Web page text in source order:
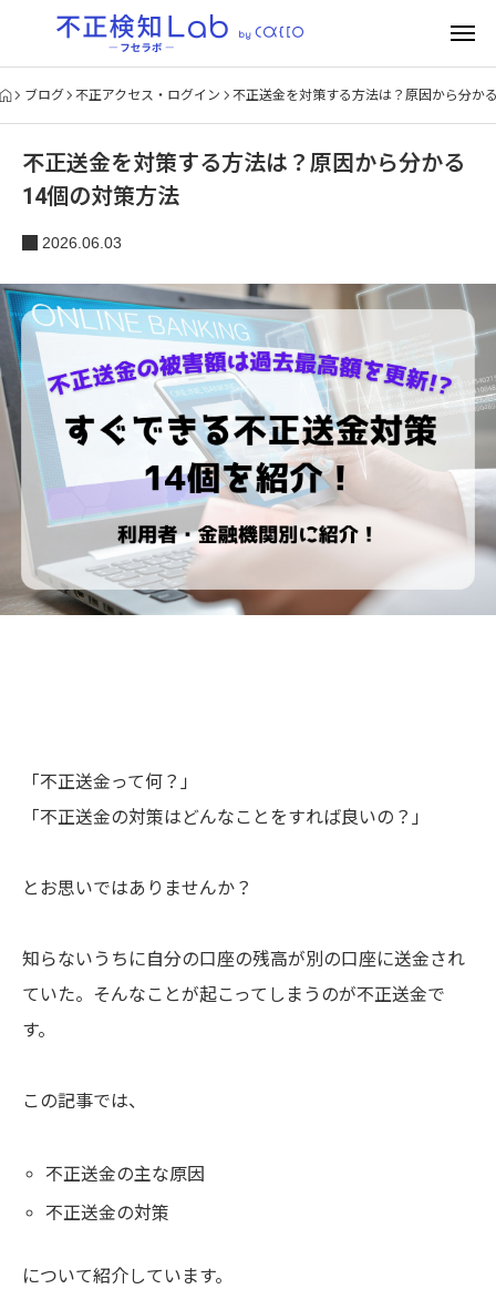
ブログ 不正アクセス・ログイン 不正送金を対策する方法は？原因から分か
不正送金を対策する方法は？原因から分かる
14個の対策方法
2026.06.03
「不正送金って何？」
「不正送金の対策はどんなことをすれば良いの？」
とお思いではありませんか？
知らないうちに自分の口座の残高が別の口座に送金され
ていた。そんなことが起こってしまうのが不正送金で
す。
この記事では、
不正送金の主な原因
不正送金の対策
について紹介しています。